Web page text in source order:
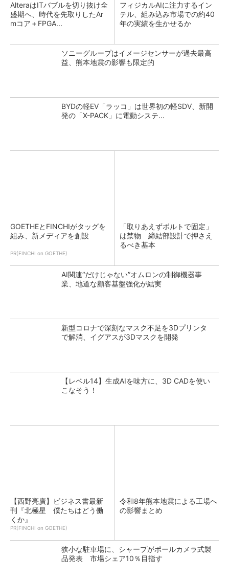
AlteraはITバブルを切り抜け全
盛期へ、時代を先取りしたAr
mコア＋FPGA...
フィジカルAIに注力するイン
テル、組み込み市場での約40
年の実績を生かせるか
ソニーグループはイメージセンサーが過去最高
益、熊本地震の影響も限定的
BYDの軽EV「ラッコ」は世界初の軽SDV、新開
発の「X-PACK」に電動システ...
GOETHEとFINCHIがタッグを
組み、新メディアを創設
PR(FINCHI on GOETHE)
「取りあえずボルトで固定」
は禁物 締結部設計で押さえ
るべき基本
AI関連“だけじゃない”オムロンの制御機器事
業、地道な顧客基盤強化が結実
新型コロナで深刻なマスク不足を3Dプリンタ
で解消、イグアスが3Dマスクを開発
【レベル14】生成AIを味方に、3D CADを使い
こなそう！
【西野亮廣】ビジネス書最新
刊『北極星 僕たちはどう働
くか』
PR(FINCHI on GOETHE)
令和8年熊本地震による工場へ
の影響まとめ
狭小な駐車場に、シャープがポールカメラ式製
品発表 市場シェア10％目指す